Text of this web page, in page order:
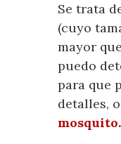
Se trata
(cuyo
mayor
puedo
para que
detalles,
mosquito.